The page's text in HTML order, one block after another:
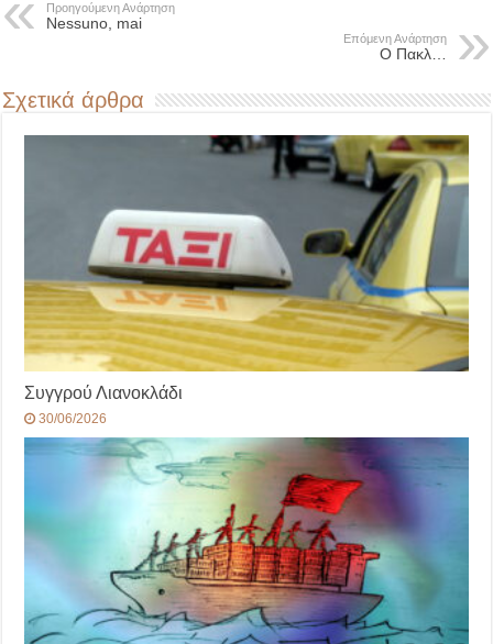
Προηγούμενη Ανάρτηση
Nessuno, mai
Επόμενη Ανάρτηση
Ο Πακλ…
Σχετικά άρθρα
Συγγρού Λιανοκλάδι
30/06/2026